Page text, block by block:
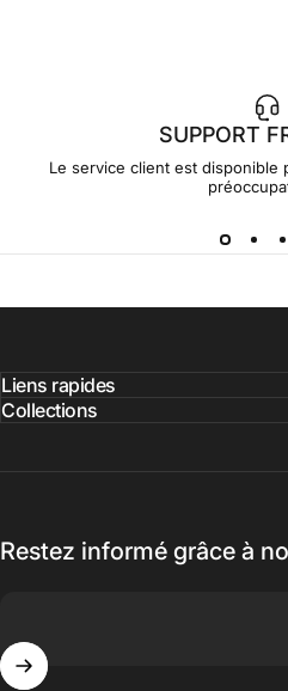
SUPPORT
Le service client est disponible
Liens rapides
Collections
Restez informé grâce à